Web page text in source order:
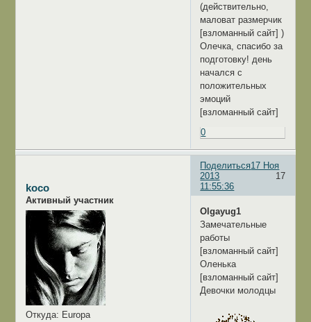
(действительно,
маловат размерчик
[взломанный сайт] )
Олечка, спасибо за
подготовку! день
начался с
положительных
эмоций
[взломанный сайт]
0
Поделиться
17
17 Ноя
2013
11:55:36
koco
Активный участник
Откуда: Europa
Olgayug1
Замечательные
работы
[взломанный сайт]
Оленька
[взломанный сайт]
Девочки молодцы